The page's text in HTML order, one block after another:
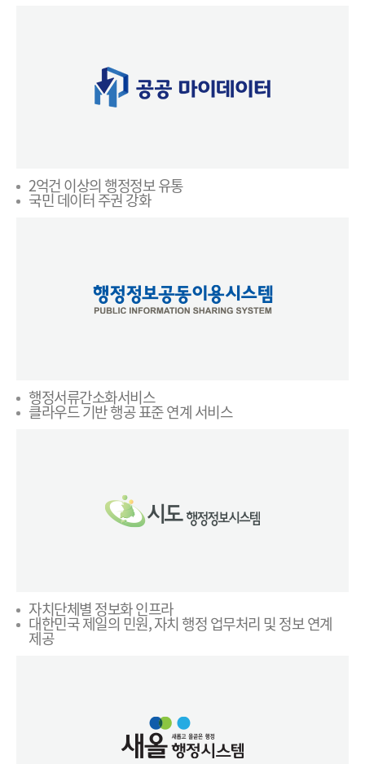
2억건 이상의 행정정보 유통
국민 데이터 주권 강화
행정서류간소화서비스
클라우드 기반 행공 표준 연계 서비스
자치단체별 정보화 인프라
대한민국 제일의 민원, 자치 행정 업무처리 및 정보 연계
제공